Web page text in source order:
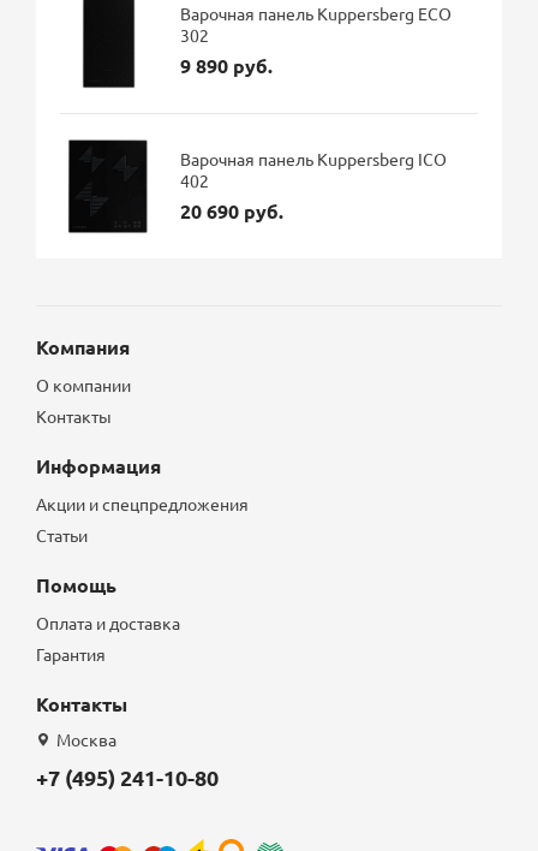
Варочная панель Kuppersberg ECO
302
9 890 руб.
Варочная панель Kuppersberg ICO
402
20 690 руб.
Компания
О компании
Контакты
Информация
Акции и спецпредложения
Статьи
Помощь
Оплата и доставка
Гарантия
Контакты
Москва
+7 (495) 241-10-80